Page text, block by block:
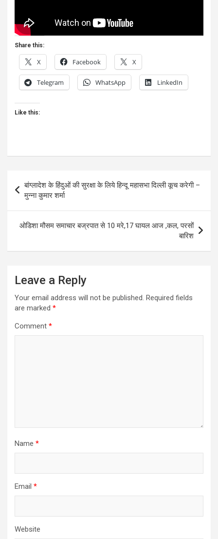
Share this:
X Facebook X
Telegram WhatsApp LinkedIn
Like this:
Post
navigation
बांग्लादेश के हिंदुओं की सुरक्षा के लिये हिन्दू महासभा दिल्ली कूच करेगी –
मुन्ना कुमार शर्मा
ओडिशा मौसम समाचार बज्रपात से 10 मरे,17 घायल आज ,कल, परसों
बारिश
Leave a Reply
Your email address will not be published. Required fields
are marked *
Comment *
Name *
Email *
Website